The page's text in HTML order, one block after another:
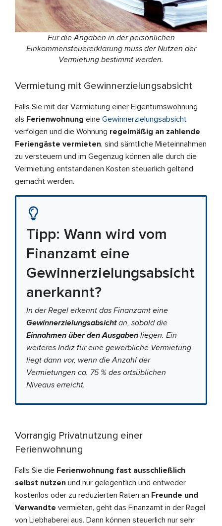
Für die Angaben in der persönlichen
Einkommensteuererklärung muss der Nutzen der
Vermietung bestimmt werden.
Vermietung mit Gewinnerzielungsabsicht
Falls Sie mit der Vermietung einer Eigentumswohnung
als Ferienwohnung eine Gewinnerzielungsabsicht
verfolgen und die Wohnung regelmäßig an zahlende
Feriengäste vermieten, sind sämtliche Mieteinnahmen
zu versteuern und im Gegenzug können alle durch die
Vermietung entstandenen Kosten steuerlich geltend
gemacht werden.
Tipp: Wann wird vom
Finanzamt eine
Gewinnerzielungsabsicht
anerkannt?
In der Regel erkennt das Finanzamt eine
Gewinnerzielungsabsichtan, sobald die
Einnahmen über den Ausgaben liegen. Ein
weiteres Indiz für eine gewerbliche Vermietung
liegt dann vor, wenn die Anzahl der
Vermietungen ca. 75 % des ortsüblichen
Niveaus erreicht.
Vorrangig Privatnutzung einer
Ferienwohnung
Falls Sie die Ferienwohnung fast ausschließlich
selbst nutzen und nur gelegentlich und entweder
kostenlos oder zu reduzierten Raten an Freunde und
Verwandte vermieten, geht das Finanzamt in der Regel
von Liebhaberei aus. Dann können steuerlich nur sehr